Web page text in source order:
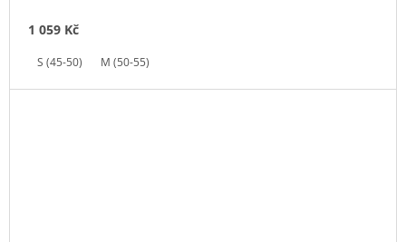
1 059 Kč
S (45-50) M (50-55)